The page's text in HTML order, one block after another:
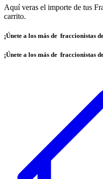
Aquí veras el importe de tus
carrito.
¡Únete a los más de fraccionistas
¡Únete a los más de fraccionistas